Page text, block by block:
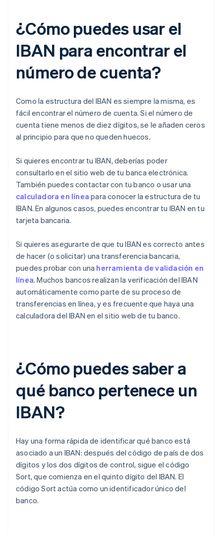
¿Cómo puedes usar el
IBAN para encontrar el
número de cuenta?
Como la estructura del IBAN es siempre la misma, es
fácil encontrar el número de cuenta. Si el número de
cuenta tiene menos de diez dígitos, se le añaden ceros
al principio para que no queden huecos.
Si quieres encontrar tu IBAN, deberías poder
consultarlo en el sitio web de tu banca electrónica.
También puedes contactar con tu banco o usar una
calculadora en línea para conocer la estructura de tu
IBAN. En algunos casos, puedes encontrar tu IBAN en tu
tarjeta bancaria.
Si quieres asegurarte de que tu IBAN es correcto antes
de hacer (o solicitar) una transferencia bancaria,
puedes probar con una herramienta de validación en
línea. Muchos bancos realizan la verificación del IBAN
automáticamente como parte de su proceso de
transferencias en línea, y es frecuente que haya una
calculadora del IBAN en el sitio web de tu banco.
¿Cómo puedes saber a
qué banco pertenece un
IBAN?
Hay una forma rápida de identificar qué banco está
asociado a un IBAN: después del código de país de dos
dígitos y los dos dígitos de control, sigue el código
Sort, que comienza en el quinto dígito del IBAN. El
código Sort actúa como un identificador único del
banco.